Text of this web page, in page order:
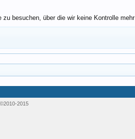
besuchen, über die wir keine Kontrolle
©2010-2015